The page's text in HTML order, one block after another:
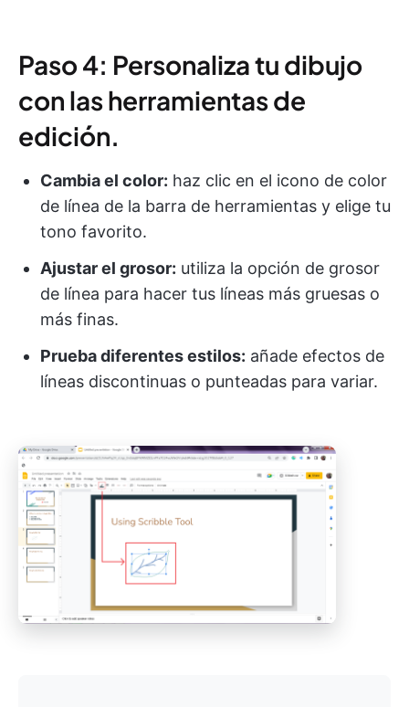
Paso 4: Personaliza tu dibujo
con las herramientas de
edición.
Cambia el color: haz clic en el icono de color
de línea de la barra de herramientas y elige tu
tono favorito.
Ajustar el grosor: utiliza la opción de grosor
de línea para hacer tus líneas más gruesas o
más finas.
Prueba diferentes estilos: añade efectos de
líneas discontinuas o punteadas para variar.